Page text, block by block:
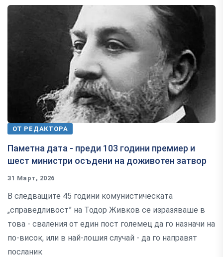
ОТ РЕДАКТОРА
Паметна дата - преди 103 години премиер и
шест министри осъдени на доживотен затвор
31 Март, 2026
В следващите 45 години комунистическата
„справедливост” на Тодор Живков се изразяваше в
това - сваления от един пост големец да го назначи на
по-висок, или в най-лошия случай - да го направят
посланик